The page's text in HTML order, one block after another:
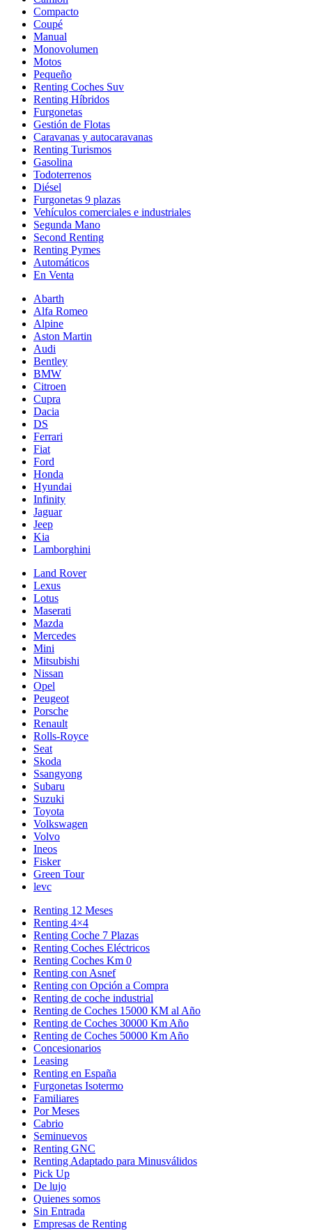
Compacto
Coupé
Manual
Monovolumen
Motos
Pequeño
Renting Coches Suv
Renting Híbridos
Furgonetas
Gestión de Flotas
Caravanas y autocaravanas
Renting Turismos
Gasolina
Todoterrenos
Diésel
Furgonetas 9 plazas
Vehículos comerciales e industriales
Segunda Mano
Second Renting
Renting Pymes
Automáticos
En Venta
Abarth
Alfa Romeo
Alpine
Aston Martin
Audi
Bentley
BMW
Citroen
Cupra
Dacia
DS
Ferrari
Fiat
Ford
Honda
Hyundai
Infinity
Jaguar
Jeep
Kia
Lamborghini
Land Rover
Lexus
Lotus
Maserati
Mazda
Mercedes
Mini
Mitsubishi
Nissan
Opel
Peugeot
Porsche
Renault
Rolls-Royce
Seat
Skoda
Ssangyong
Subaru
Suzuki
Toyota
Volkswagen
Volvo
Ineos
Fisker
Green Tour
levc
Renting 12 Meses
Renting 4×4
Renting Coche 7 Plazas
Renting Coches Eléctricos
Renting Coches Km 0
Renting con Asnef
Renting con Opción a Compra
Renting de coche industrial
Renting de Coches 15000 KM al Año
Renting de Coches 30000 Km Año
Renting de Coches 50000 Km Año
Concesionarios
Leasing
Renting en España
Furgonetas Isotermo
Familiares
Por Meses
Cabrio
Seminuevos
Renting GNC
Renting Adaptado para Minusválidos
Pick Up
De lujo
Quienes somos
Sin Entrada
Empresas de Renting